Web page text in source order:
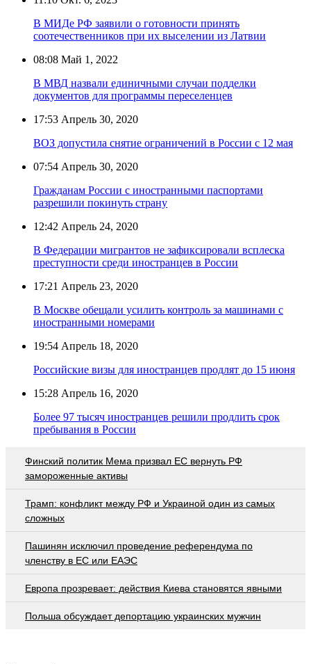
В МИДе РФ заявили о готовности принять
соотечественников при их выселении из Латвии
08:08 Май 1, 2022
В МВД назвали единичными случаи подделки
документов для программы переселенцев
17:53 Апрель 30, 2020
ВОЗ допустила снятие ограничений в России с 12 мая
07:54 Апрель 30, 2020
Гражданам России с иностранными паспортами
разрешили покинуть страну
12:42 Апрель 24, 2020
В Федерации мигрантов не зафиксировали всплеска
преступности среди иностранцев в России
17:21 Апрель 23, 2020
В Москве обещали усилить контроль за машинами с
иностранными номерами
19:54 Апрель 18, 2020
Российские визы для иностранцев продлят до 15 июня
15:28 Апрель 16, 2020
Более 97 тысяч иностранцев решили продлить срок
пребывания в России
Финский политик Мема призвал ЕС вернуть РФ
замороженные активы
Трамп: конфликт между РФ и Украиной один из самых
сложных
Пашинян исключил проведение референдума по
членству в ЕС или ЕАЭС
Европа прозревает: действия Киева становятся явными
Польша обсуждает депортацию украинских мужчин